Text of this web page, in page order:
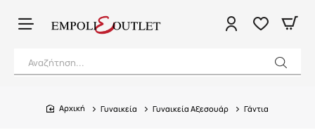
Αναζήτηση...
home
Γυναικεία Γυναικεία Αξεσουάρ Γάντια